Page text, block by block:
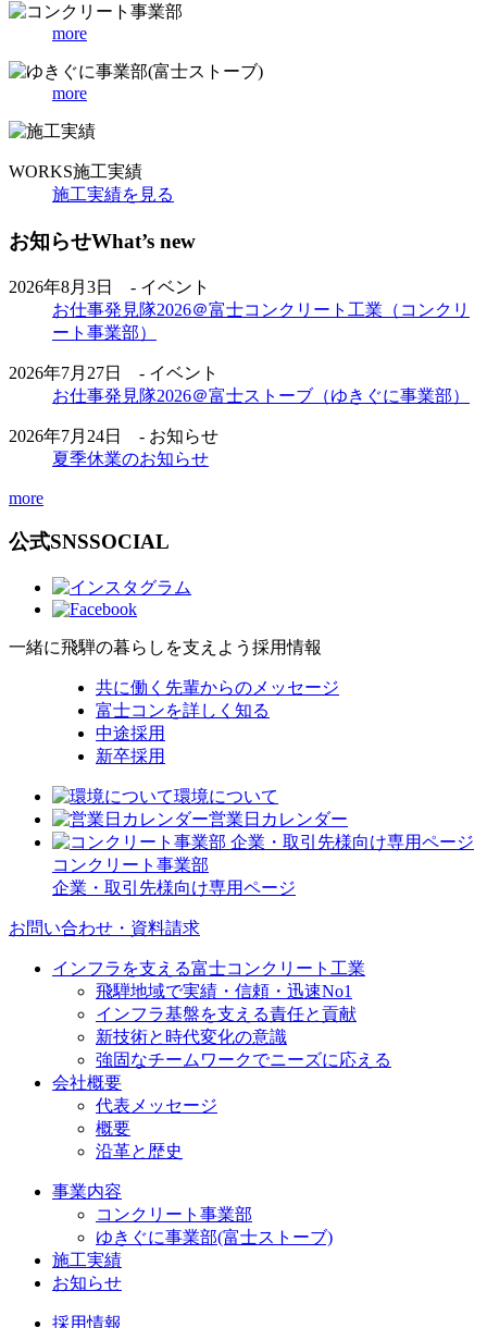
more
more
WORKS施工実績
施工実績を見る
お知らせWhat’s new
2026年8月3日 - イベント
お仕事発見隊2026＠富士コンクリート工業（コンクリ
ート事業部）
2026年7月27日 - イベント
お仕事発見隊2026＠富士ストーブ（ゆきぐに事業部）
2026年7月24日 - お知らせ
夏季休業のお知らせ
more
公式SNSSOCIAL
一緒に飛騨の暮らしを支えよう 採用情報
共に働く先輩からのメッセージ
富士コンを詳しく知る
中途採用
新卒採用
環境について
営業日カレンダー
コンクリート事業部
企業・取引先様向け専用ページ
お問い合わせ・資料請求
インフラを支える富士コンクリート工業
飛騨地域で実績・信頼・迅速No1
インフラ基盤を支える責任と貢献
新技術と時代変化の意識
強固なチームワークでニーズに応える
会社概要
代表メッセージ
概要
沿革と歴史
事業内容
コンクリート事業部
ゆきぐに事業部(富士ストーブ)
施工実績
お知らせ
採用情報